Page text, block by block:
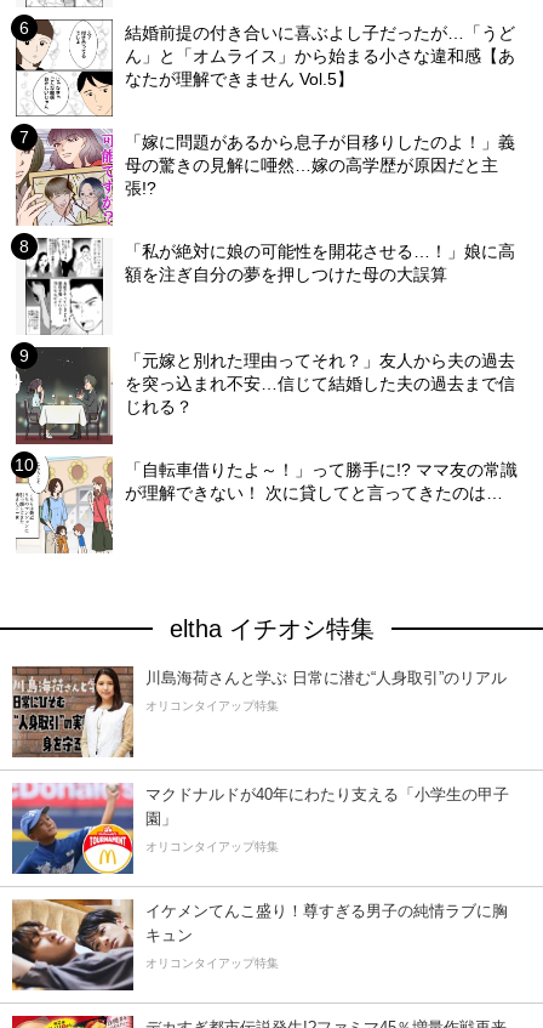
結婚前提の付き合いに喜ぶよし子だったが…「うど
ん」と「オムライス」から始まる小さな違和感【あ
なたが理解できません Vol.5】
「嫁に問題があるから息子が目移りしたのよ！」義
母の驚きの見解に唖然…嫁の高学歴が原因だと主
張!?
「私が絶対に娘の可能性を開花させる…！」娘に高
額を注ぎ自分の夢を押しつけた母の大誤算
「元嫁と別れた理由ってそれ？」友人から夫の過去
を突っ込まれ不安…信じて結婚した夫の過去まで信
じれる？
「自転車借りたよ～！」って勝手に!? ママ友の常識
が理解できない！ 次に貸してと言ってきたのは…
eltha イチオシ特集
川島海荷さんと学ぶ 日常に潜む“人身取引”のリアル
オリコンタイアップ特集
マクドナルドが40年にわたり支える「小学生の甲子
園」
オリコンタイアップ特集
イケメンてんこ盛り！尊すぎる男子の純情ラブに胸
キュン
オリコンタイアップ特集